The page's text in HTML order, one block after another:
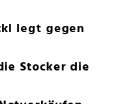
legt gegen
Stocker die